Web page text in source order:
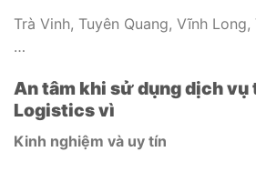
Trà Vinh, Tuyên Quang, Vĩnh Long,
…
An tâm khi sử dụng dịch vụ
Logistics vì
Kinh nghiệm và uy tín